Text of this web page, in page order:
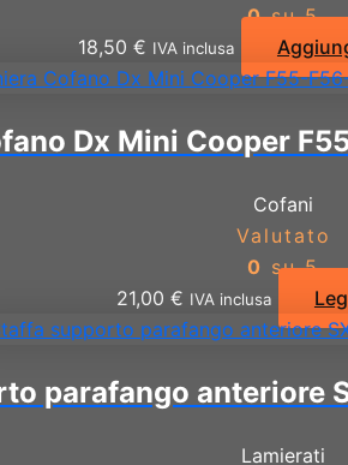
0su 5
18,50 € IVA inclusa
Dx Mini Cooper
Cofani
Valutato
0 su 5
21,00 € IVA inclusa
parafango anteriore
Lamierati